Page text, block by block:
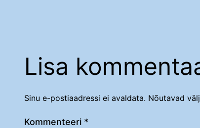
Lisa
Sinu e-postiaadressi ei avaldata. Nõutavad
Kommenteeri *